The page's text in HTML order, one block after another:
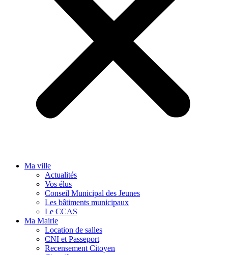
Ma ville
Actualités
Vos élus
Conseil Municipal des Jeunes
Les bâtiments municipaux
Le CCAS
Ma Mairie
Location de salles
CNI et Passeport
Recensement Citoyen